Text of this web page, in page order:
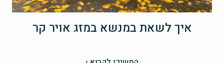
איך לשאת במנשא במזג אויר קר